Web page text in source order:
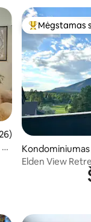
įvertinimas: 4,81 iš
Svečių
Mėgstamas
gstaff
Elden View